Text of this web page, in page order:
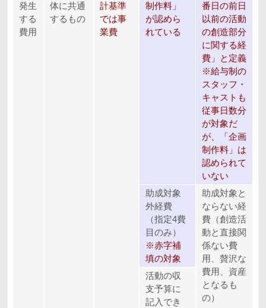
発生
する
費用
体に共通
するもの
計基準
では事
業費
制作料」
が認めら
れている
番日の前日
以前の活動
の創造部分
に関する経
費」と定義
※給与制の
スタッフ・
キャストも
従事日数分
が対象だ
が、「企画
制作料」は
認められて
いない
助成対象
外経費
（指定4費
目のみ）
※赤字補
填の対象
助成対象と
ならない経
費（創造活
動と直接関
係ない費
用、贅沢な
費用、資産
となるも
の）
活動の収
支予算に
記入でき